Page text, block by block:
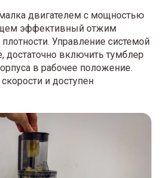
двигателем с мощностью
эффективный отжим
Управление системой
достаточно включить тумблер
в рабочее положение.
и доступен